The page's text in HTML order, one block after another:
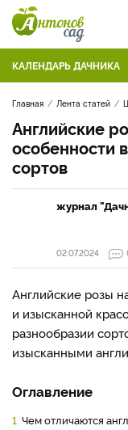
КАЛЕНДАРЬ ДАЧНИКА
Главная Лента статей
Английские
особенности
сортов
журнал
02.07.2024
Английские розы
и изысканной
разнообразии
изысканными
Оглавление
1. Чем отличаются